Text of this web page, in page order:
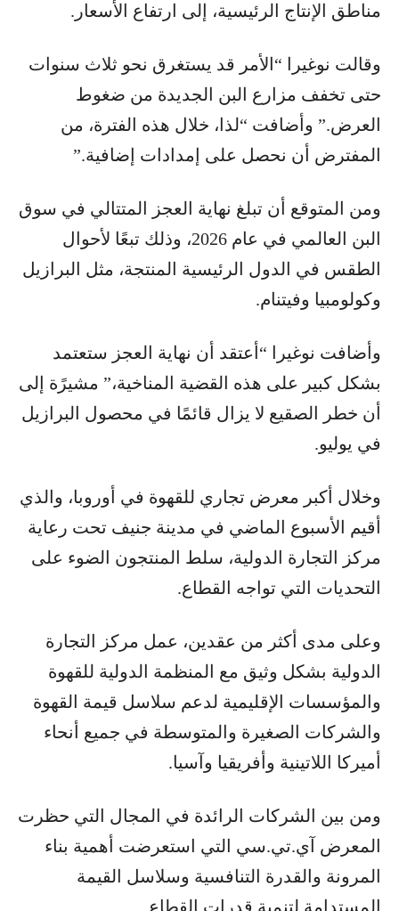
مناطق الإنتاج الرئيسية، إلى ارتفاع الأسعار.
وقالت نوغيرا “الأمر قد يستغرق نحو ثلاث سنوات
حتى تخفف مزارع البن الجديدة من ضغوط
العرض.” وأضافت “لذا، خلال هذه الفترة، من
المفترض أن نحصل على إمدادات إضافية.”
ومن المتوقع أن تبلغ نهاية العجز المتتالي في سوق
البن العالمي في عام 2026، وذلك تبعًا لأحوال
الطقس في الدول الرئيسية المنتجة، مثل البرازيل
وكولومبيا وفيتنام.
وأضافت نوغيرا “أعتقد أن نهاية العجز ستعتمد
بشكل كبير على هذه القضية المناخية،” مشيرًة إلى
أن خطر الصقيع لا يزال قائمًا في محصول البرازيل
في يوليو.
وخلال أكبر معرض تجاري للقهوة في أوروبا، والذي
أقيم الأسبوع الماضي في مدينة جنيف تحت رعاية
مركز التجارة الدولية، سلط المنتجون الضوء على
التحديات التي تواجه القطاع.
وعلى مدى أكثر من عقدين، عمل مركز التجارة
الدولية بشكل وثيق مع المنظمة الدولية للقهوة
والمؤسسات الإقليمية لدعم سلاسل قيمة القهوة
والشركات الصغيرة والمتوسطة في جميع أنحاء
أميركا اللاتينية وأفريقيا وآسيا.
ومن بين الشركات الرائدة في المجال التي حظرت
المعرض آي.تي.سي التي استعرضت أهمية بناء
المرونة والقدرة التنافسية وسلاسل القيمة
المستدامة لتنمية قدرات القطاع.